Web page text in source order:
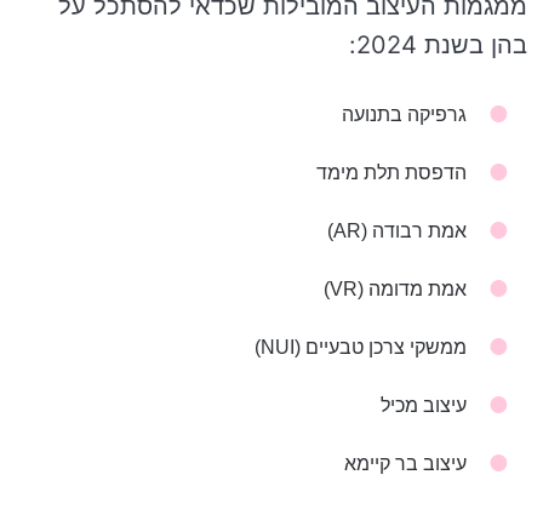
בהן בשנת 2024:
גרפיקה בתנועה
הדפסת תלת מימד
אמת רבודה (AR)
אמת מדומה (VR)
ממשקי צרכן טבעיים (NUI)
עיצוב מכיל
עיצוב בר קיימא